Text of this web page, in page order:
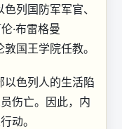
列国防军军官、
·布雷格曼
国王学院任教。
以色列人的生活陷
伤亡。因此，内
动。